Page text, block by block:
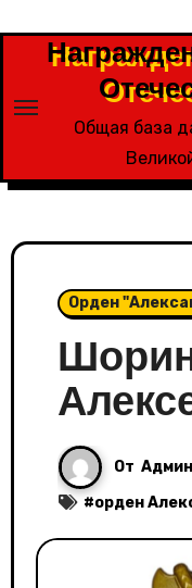
содержимому
Общая база
Орден
От
#орден